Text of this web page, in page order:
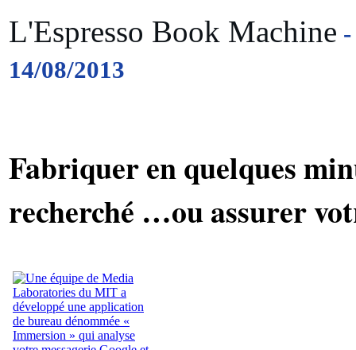
L'Espresso Book Machine
14/08/2013
Fabriquer en quelques
recherché …ou assurer